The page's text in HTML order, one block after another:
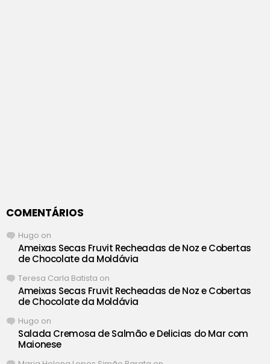
COMENTÁRIOS
Hugo on
Ameixas Secas Fruvit Recheadas de Noz e Cobertas
de Chocolate da Moldávia
Teresa Carla Batista on
Ameixas Secas Fruvit Recheadas de Noz e Cobertas
de Chocolate da Moldávia
Hugo on
Salada Cremosa de Salmão e Delicias do Mar com
Maionese